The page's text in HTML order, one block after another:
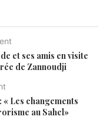
et ses amis en visite
de Zannoudji
Les changements
au Sahel»